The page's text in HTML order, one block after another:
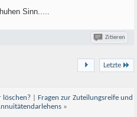
Sinn.....
Zitieren
Letzte
löschen?| Fragen zur Zuteilungsreife und
»